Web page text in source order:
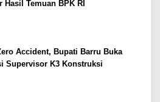
Hasil Temuan BPK RI
Accident, Bupati Barru Buka
Supervisor K3 Konstruksi